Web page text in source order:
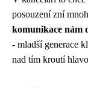
posouzení zní
komunikace nám
- mladší generace
nad tím kroutí